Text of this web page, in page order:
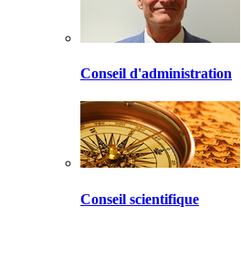
Conseil d'administration
Conseil scientifique